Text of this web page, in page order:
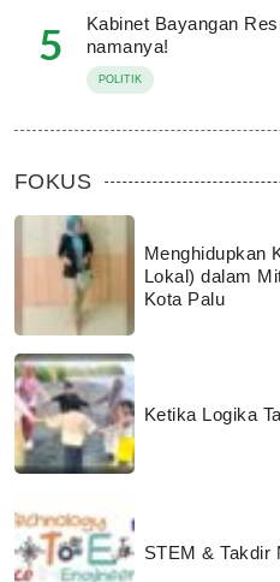
5
Kabinet Bayangan
namanya!
POLITIK
FOKUS
Menghidupkan
Lokal) dalam
Kota Palu
Ketika Logika
STEM & Takdir